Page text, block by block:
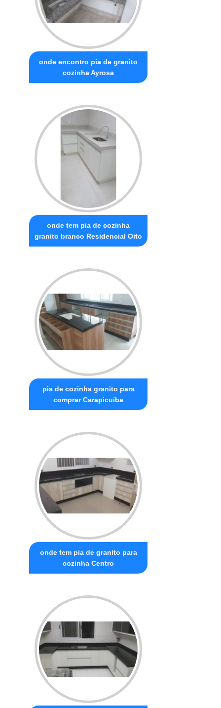
onde encontro pia de granito
cozinha Ayrosa
onde tem pia de cozinha
granito branco Residencial Oito
pia de cozinha granito para
comprar Carapicuíba
onde tem pia de granito para
cozinha Centro